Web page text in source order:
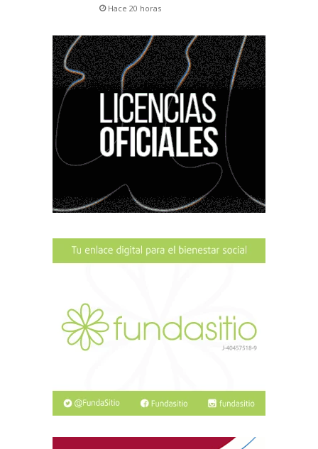
Hace 20 horas